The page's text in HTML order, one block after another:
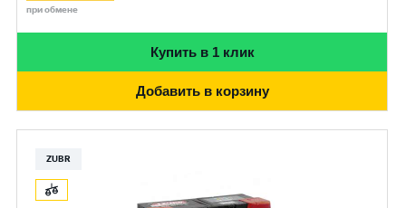
при обмене
Купить в 1 клик
Добавить в корзину
ZUBR